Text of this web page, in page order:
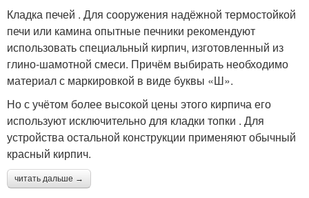
Кладка печей . Для сооружения надёжной термостойкой
печи или камина опытные печники рекомендуют
использовать специальный кирпич, изготовленный из
глино-шамотной смеси. Причём выбирать необходимо
материал с маркировкой в виде буквы «Ш».
Но с учётом более высокой цены этого кирпича его
используют исключительно для кладки топки . Для
устройства остальной конструкции применяют обычный
красный кирпич.
читать дальше →